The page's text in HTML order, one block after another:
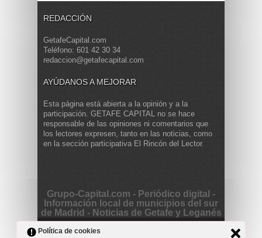
REDACCIÓN
GetafeCapital.com
Teléfono: 601 42 30 34
redaccion@getafecapital.com
AYÚDANOS A MEJORAR
Esta página está abierta a la opinión y a la
participación. GETAFE CAPITAL no se hace
responsable de las opiniones ni comentarios que
los lectores expresen, tanto en las noticias, como
en la sección participativa El Rincón del Lector.
Grupo-Capital.com - Periódico digital -
Información local de municipios del sur
de Madrid - Noticias de Getafe y Leganés
Copyright © 2013 Getafe Capital. Powered by
Project
Política de cookies